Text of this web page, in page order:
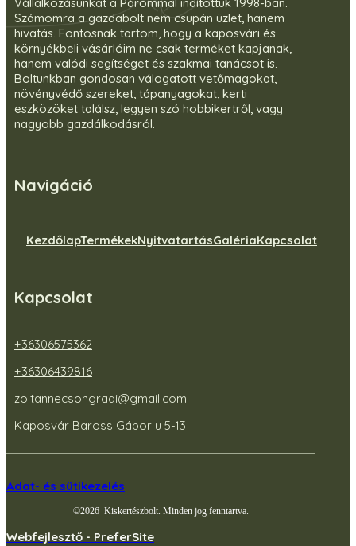
Számomra a gazdabolt nem csupán üzlet, hanem
hivatás. Fontosnak tartom, hogy a kaposvári és
környékbeli vásárlóim ne csak terméket kapjanak,
hanem valódi segítséget és szakmai tanácsot is.
Boltunkban gondosan válogatott vetőmagokat,
növényvédő szereket, tápanyagokat, kerti
eszközöket találsz, legyen szó hobbikertről, vagy
nagyobb gazdálkodásról.
Navigáció
KezdőlapTermékekNyitvatartásGalériaKapcsolat
Kapcsolat
+36306575362
+36306439816
zoltannecsongradi@gmail.com
Kaposvár Baross Gábor u 5-13
Adat- és sütikezelés
©2026Kiskertészbolt. Minden jog fenntartva.
Webfejlesztő - PreferSite